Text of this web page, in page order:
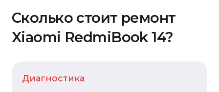
Сколько стоит ремонт
Xiaomi RedmiBook 14?
Диагностика